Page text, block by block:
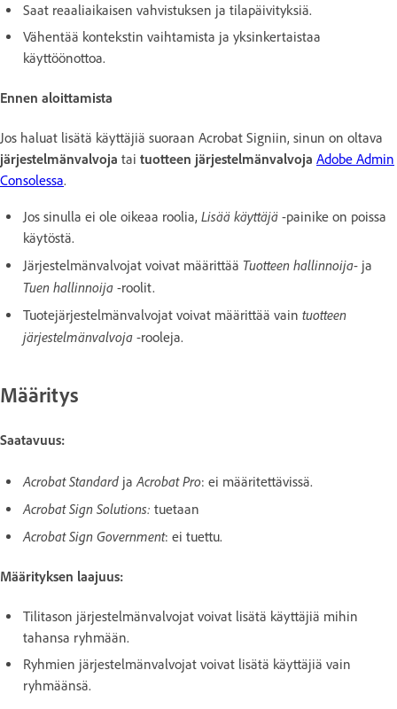
Saat reaaliaikaisen vahvistuksen ja tilapäivityksiä.
Vähentää kontekstin vaihtamista ja yksinkertaistaa
käyttöönottoa.
Ennen aloittamista
Jos haluat lisätä käyttäjiä suoraan Acrobat Signiin, sinun on oltava
järjestelmänvalvoja tai tuotteen järjestelmänvalvoja Adobe Admin
Consolessa.
Jos sinulla ei ole oikeaa roolia, Lisää käyttäjä -painike on poissa
käytöstä.
Järjestelmänvalvojat voivat määrittää Tuotteen hallinnoija- ja
Tuen hallinnoija -roolit.
Tuotejärjestelmänvalvojat voivat määrittää vain tuotteen
järjestelmänvalvoja -rooleja.
Määritys
Saatavuus:
Acrobat Standard ja Acrobat Pro: ei määritettävissä.
Acrobat Sign Solutions: tuetaan
Acrobat Sign Government: ei tuettu.
Määrityksen laajuus:
Tilitason järjestelmänvalvojat voivat lisätä käyttäjiä mihin
tahansa ryhmään.
Ryhmien järjestelmänvalvojat voivat lisätä käyttäjiä vain
ryhmäänsä.